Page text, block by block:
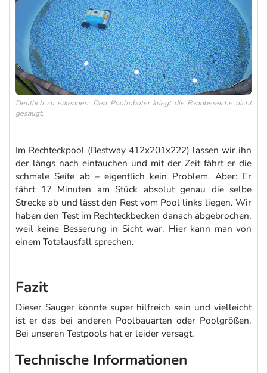
Deutlich zu erkennen: Derr Poolroboter kriegt die Randbereiche nicht
gesaugt.
Im Rechteckpool (Bestway 412x201x222) lassen wir ihn
der längs nach eintauchen und mit der Zeit fährt er die
schmale Seite ab – eigentlich kein Problem. Aber: Er
fährt 17 Minuten am Stück absolut genau die selbe
Strecke ab und lässt den Rest vom Pool links liegen. Wir
haben den Test im Rechteckbecken danach abgebrochen,
weil keine Besserung in Sicht war. Hier kann man von
einem Totalausfall sprechen.
Fazit
Dieser Sauger könnte super hilfreich sein und vielleicht
ist er das bei anderen Poolbauarten oder Poolgrößen.
Bei unseren Testpools hat er leider versagt.
Technische Informationen